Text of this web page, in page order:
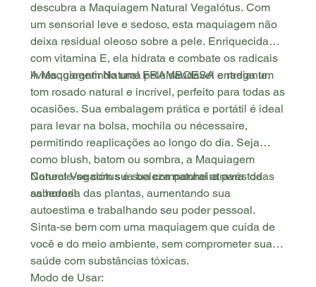
descubra a Maquiagem Natural Vegalótus. Com
um sensorial leve e sedoso, esta maquiagem não
deixa residual oleoso sobre a pele. Enriquecida
com vitamina E, ela hidrata e combate os radicais
livres, garantindo uma pele saudável e radiante.
A Maquiagem Natural FRAMBOESA entrega um
tom rosado natural e incrível, perfeito para todas as
ocasiões. Sua embalagem prática e portátil é ideal
para levar na bolsa, mochila ou nécessaire,
permitindo reaplicações ao longo do dia. Seja
como blush, batom ou sombra, a Maquiagem
Natural Vegalótus é sua companheira para todas
as horas!
Conecte-se com sua beleza natural através da
sabedoria das plantas, aumentando sua
autoestima e trabalhando seu poder pessoal.
Sinta-se bem com uma maquiagem que cuida de
você e do meio ambiente, sem comprometer sua
saúde com substâncias tóxicas.
Modo de Usar: